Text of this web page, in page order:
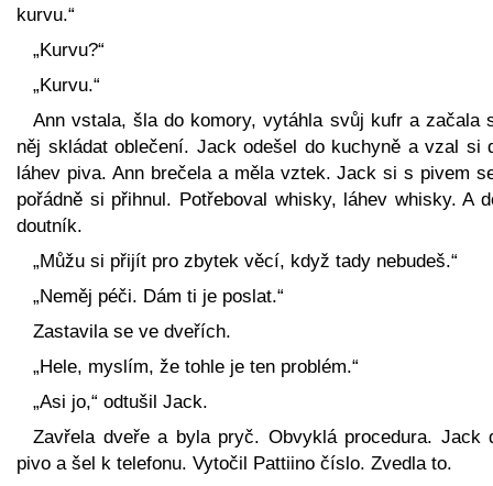
kurvu.“
„Kurvu?“
„Kurvu.“
Ann vstala, šla do komory, vytáhla svůj kufr a začala
něj skládat oblečení. Jack odešel do kuchyně a vzal si
láhev piva. Ann brečela a měla vztek. Jack si s pivem
pořádně si přihnul. Potřeboval whisky, láhev whisky. A
doutník.
„Můžu si přijít pro zbytek věcí, když tady nebudeš.“
„Neměj péči. Dám ti je poslat.“
Zastavila se ve dveřích.
„Hele, myslím, že tohle je ten problém.“
„Asi jo,“ odtušil Jack.
Zavřela dveře a byla pryč. Obvyklá procedura. Jack
pivo a šel k telefonu. Vytočil Pattiino číslo. Zvedla to.